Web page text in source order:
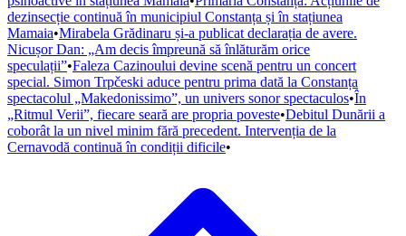
dezinsecție continuă în municipiul Constanța și în stațiunea
Mamaia•Mirabela Grădinaru și-a publicat declarația de avere.
Nicușor Dan: „Am decis împreună să înlăturăm orice
speculații”•Faleza Cazinoului devine scenă pentru un concert
special. Simon Trpčeski aduce pentru prima dată la Constanța
spectacolul „Makedonissimo”, un univers sonor spectaculos•În
„Ritmul Verii”, fiecare seară are propria poveste•Debitul Dunării a
coborât la un nivel minim fără precedent. Intervenția de la
Cernavodă continuă în condiții dificile•